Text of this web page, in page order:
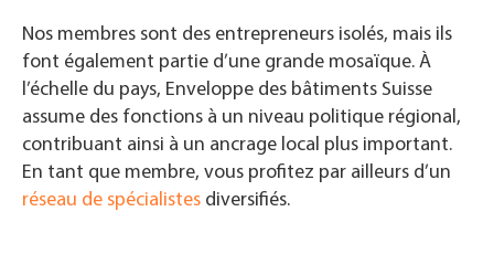
Nos membres sont des entrepreneurs isolés, mais ils
font également partie d’une grande mosaïque. À
l’échelle du pays, Enveloppe des bâtiments Suisse
assume des fonctions à un niveau politique régional,
contribuant ainsi à un ancrage local plus important.
En tant que membre, vous profitez par ailleurs d’un
réseau de spécialistes diversifiés.